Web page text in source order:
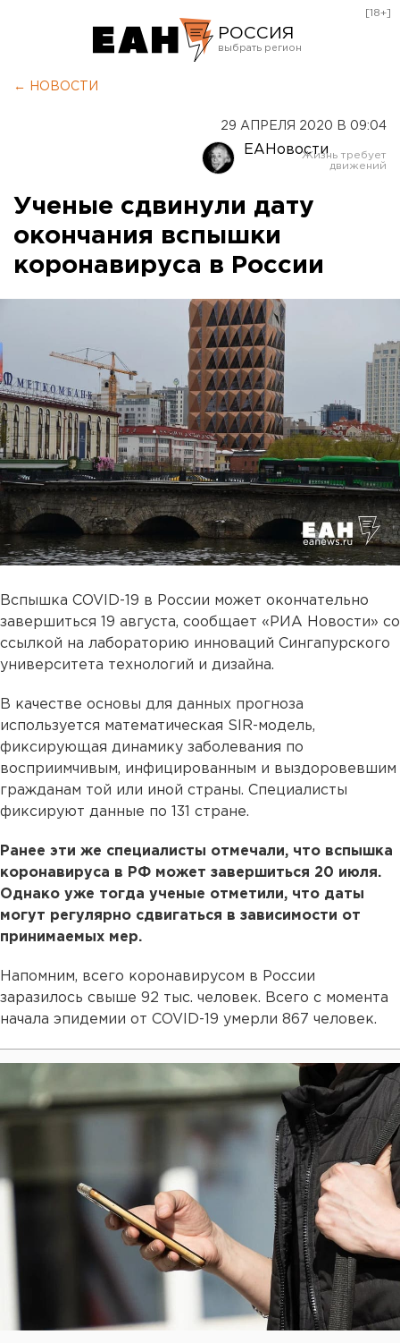
РОССИЯ
Оренбург
[18+]
← НОВОСТИ
29 АПРЕЛЯ 2020 В 09:04
ЕАНовости
Ученые сдвинули дату
окончания вспышки
коронавируса в России
Вспышка COVID-19 в России может окончательно
завершиться 19 августа, сообщает «РИА Новости» со
ссылкой на лабораторию инноваций Сингапурского
университета технологий и дизайна.
В качестве основы для данных прогноза
используется математическая SIR-модель,
фиксирующая динамику заболевания по
восприимчивым, инфицированным и выздоровевшим
гражданам той или иной страны. Специалисты
фиксируют данные по 131 стране.
Ранее эти же специалисты отмечали, что вспышка
коронавируса в РФ может завершиться 20 июля.
Однако уже тогда ученые отметили, что даты
могут регулярно сдвигаться в зависимости от
принимаемых мер.
Напомним, всего коронавирусом в России
заразилось свыше 92 тыс. человек. Всего с момента
начала эпидемии от COVID-19 умерли 867 человек.